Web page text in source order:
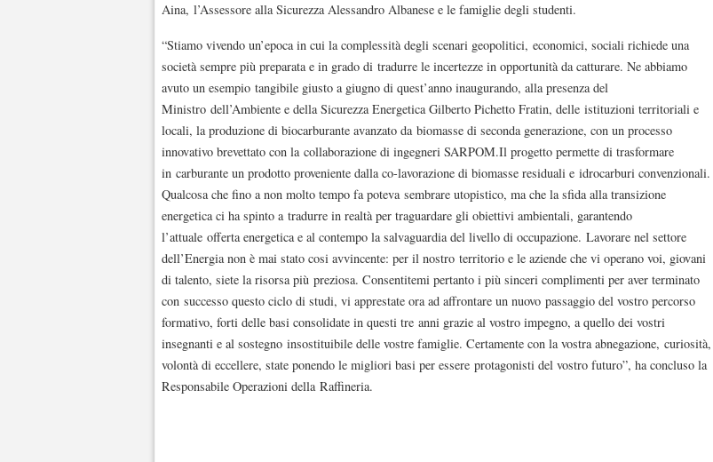
Aina, l’Assessore alla Sicurezza Alessandro Albanese e le famiglie degli studenti.
“Stiamo vivendo un’epoca in cui la complessità degli scenari geopolitici, economici, sociali richiede una
società sempre più preparata e in grado di tradurre le incertezze in opportunità da catturare. Ne abbiamo
avuto un esempio tangibile giusto a giugno di quest’anno inaugurando, alla presenza del
Ministro dell’Ambiente e della Sicurezza Energetica Gilberto Pichetto Fratin, delle istituzioni territoriali e
locali, la produzione di biocarburante avanzato da biomasse di seconda generazione, con un processo
innovativo brevettato con la collaborazione di ingegneri SARPOM.Il progetto permette di trasformare
in carburante un prodotto proveniente dalla co-lavorazione di biomasse residuali e idrocarburi convenzionali.
Qualcosa che fino a non molto tempo fa poteva sembrare utopistico, ma che la sfida alla transizione
energetica ci ha spinto a tradurre in realtà per traguardare gli obiettivi ambientali, garantendo
l’attuale offerta energetica e al contempo la salvaguardia del livello di occupazione. Lavorare nel settore
dell’Energia non è mai stato cosi avvincente: per il nostro territorio e le aziende che vi operano voi, giovani
di talento, siete la risorsa più preziosa. Consentitemi pertanto i più sinceri complimenti per aver terminato
con successo questo ciclo di studi, vi apprestate ora ad affrontare un nuovo passaggio del vostro percorso
formativo, forti delle basi consolidate in questi tre anni grazie al vostro impegno, a quello dei vostri
insegnanti e al sostegno insostituibile delle vostre famiglie. Certamente con la vostra abnegazione, curiosità,
volontà di eccellere, state ponendo le migliori basi per essere protagonisti del vostro futuro”, ha concluso la
Responsabile Operazioni della Raffineria.